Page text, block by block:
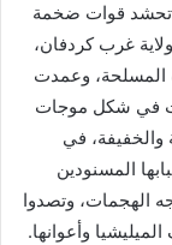
تحشد قوات ضخمة
غرب كردفان،
للقوات المسلحة، وعمدت
في شكل موجات
والخفيفة، في
المسنودين
في وجه الهجمات، وتصدوا
وأعوانها.